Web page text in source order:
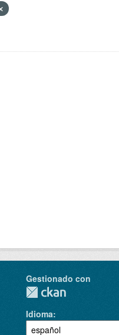
Gestionado con
Idioma